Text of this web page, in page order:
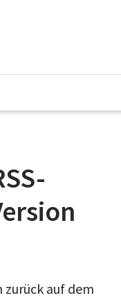
zurück auf dem